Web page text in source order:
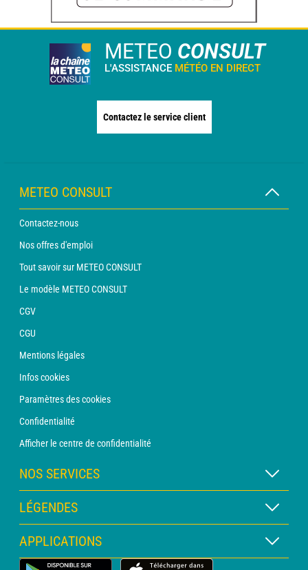
METEO CONSULT
L'ASSISTANCE MÉTÉO EN DIRECT
Contactez le service client
METEO CONSULT
Contactez-nous
Nos offres d'emploi
Tout savoir sur METEO CONSULT
Le modèle METEO CONSULT
CGV
CGU
Mentions légales
Infos cookies
Paramètres des cookies
Confidentialité
Afficher le centre de confidentialité
NOS SERVICES
Abonnement METEO Xpert
Abonnement METEO PRO
Consultation avec un prévisionniste
LÉGENDES
Légende des cartes
Légende des pictogrammes
APPLICATIONS